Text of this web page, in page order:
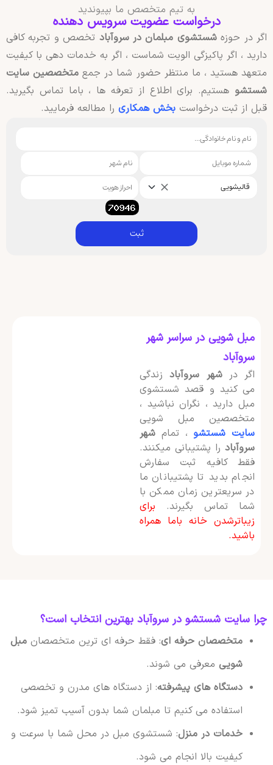
به تیم متخصص ما بپیوندید
درخواست عضویت سرویس دهنده
اگر در حوزه شستشوی مبلمان در سروآبادتخصص و تجربه کافی
دارید ، اگر پاکیزگی الویت شماست ، اگر به خدمات دهی با کیفیت
متعهد هستید ، ما منتظر حضور شما در جمع متخصصین سایت
شستشوهستیم. برای اطلاع از تعرفه ها ، باما تماس بگیرید.
قبل از ثبت درخواست بخش همکاریرا مطالعه فرمایید.
قالیشویی
ثبت
مبل شویی در سراسر شهر
سروآباد
اگر در شهر سروآباد زندگی
می کنید و قصد شستشوی
مبل دارید ، نگران نباشید ،
متخصصین مبل شویی
سایت شستشو، تمام شهر
سروآباد را پشتیبانی میکنند.
فقط کافیه ثبت سفارش
انجام بدید تا پشتیبانان ما
در سریعترین زمان ممکن با
شما تماس بگیرند.
برای
زیباترشدن خانه باما همراه
باشید.
چرا سایت شستشو در سروآباد بهترین انتخاب است؟
متخصصان حرفه ای: فقط حرفه ای ترین متخصصان مبل
شویی معرفی می شوند.
دستگاه های پیشرفته: از دستگاه های مدرن و تخصصی
استفاده می کنیم تا مبلمان شما بدون آسیب تمیز شود.
خدمات در منزل: شستشوی مبل در محل شما با سرعت و
کیفیت بالا انجام می شود.